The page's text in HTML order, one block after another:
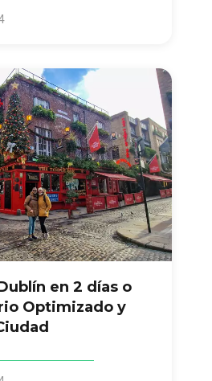
en 2 días o
Optimizado y